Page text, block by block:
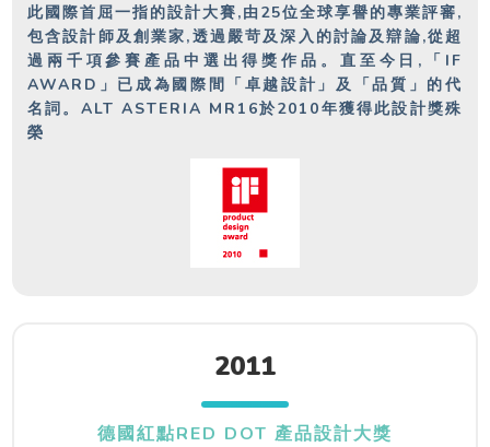
此國際首屈一指的設計大賽,由25位全球享譽的專業評審,
包含設計師及創業家,透過嚴苛及深入的討論及辯論,從超
過兩千項參賽產品中選出得獎作品。直至今日,「IF
AWARD」已成為國際間「卓越設計」及「品質」的代
名詞。ALT ASTERIA MR16於2010年獲得此設計獎殊
榮
2011
德國紅點RED DOT 產品設計大獎